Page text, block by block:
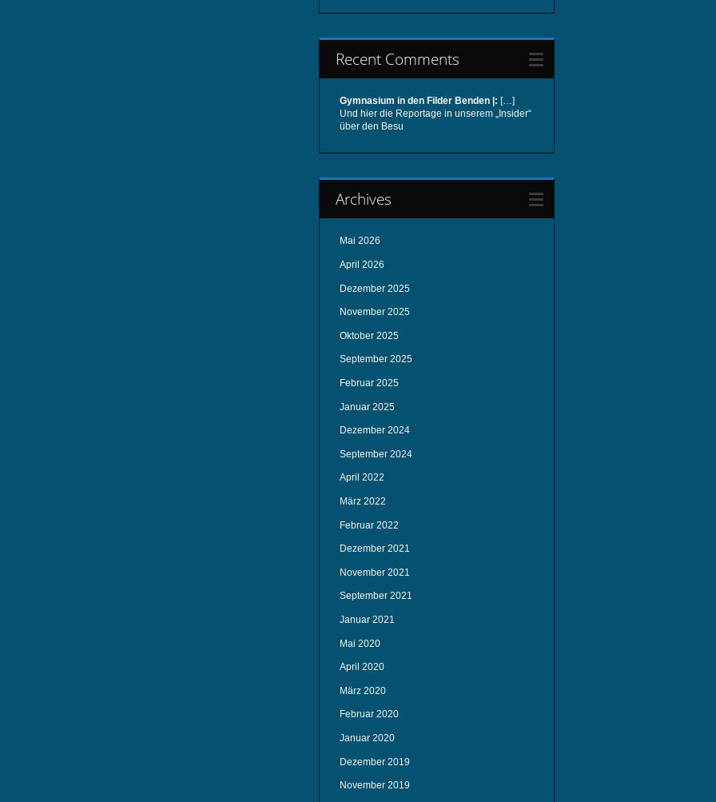
Recent Comments
Gymnasium in den Filder Benden |: […]
Und hier die Reportage in unserem „Insider“
über den Besu
Archives
Mai 2026
April 2026
Dezember 2025
November 2025
Oktober 2025
September 2025
Februar 2025
Januar 2025
Dezember 2024
September 2024
April 2022
März 2022
Februar 2022
Dezember 2021
November 2021
September 2021
Januar 2021
Mai 2020
April 2020
März 2020
Februar 2020
Januar 2020
Dezember 2019
November 2019